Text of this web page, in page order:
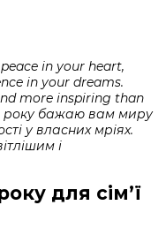
in your heart,
in your dreams.
more inspiring than
року бажаю вам миру
у власних мріях.
і
для сім’ї